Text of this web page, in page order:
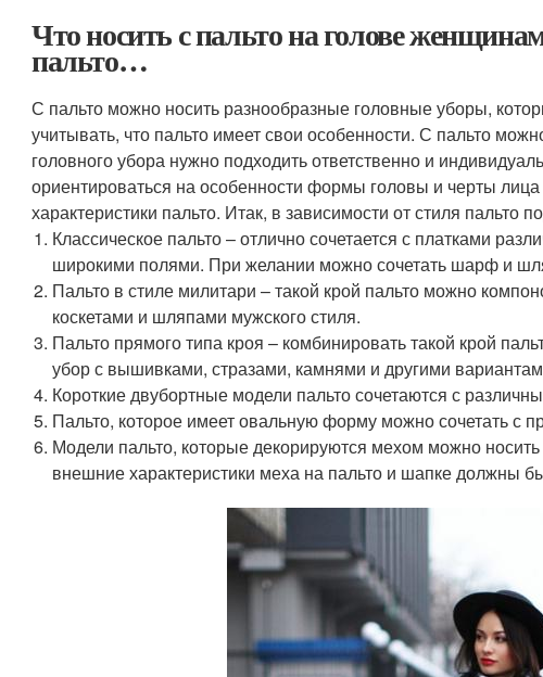
Что носить с пальто на голове
пальто…
С пальто можно носить разнообразные головные уборы,
учитывать, что пальто имеет свои особенности. С пальто
головного убора нужно подходить ответственно и
ориентироваться на особенности формы головы и черты
характеристики пальто. Итак, в зависимости от стиля пальто
Классическое пальто – отлично сочетается с платками
широкими полями. При желании можно сочетать шарф и
Пальто в стиле милитари – такой крой пальто можно
коскетами и шляпами мужского стиля.
Пальто прямого типа кроя – комбинировать такой крой
убор с вышивками, стразами, камнями и другими
Короткие двубортные модели пальто сочетаются с
Пальто, которое имеет овальную форму можно сочетать с
Модели пальто, которые декорируются мехом можно
внешние характеристики меха на пальто и шапке должны